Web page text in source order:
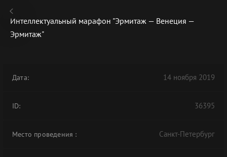
В АРХИВЕ
Интеллектуальный марафон "Эрмитаж — Венеция —
Эрмитаж"
Дата: 14 ноября 2019
ID: 36395
Место проведения : Санкт-Петербург